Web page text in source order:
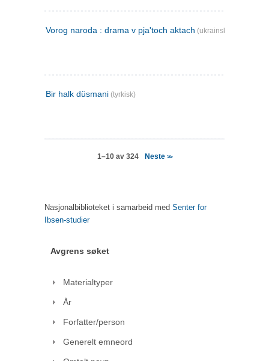
Vorog naroda : drama v pja'toch aktach (ukrainsk)
Bir halk düsmani (tyrkisk)
1–10 av 324 Neste >>
Nasjonalbiblioteket i samarbeid med Senter for
Ibsen-studier
Avgrens søket
Materialtyper
År
Forfatter/person
Generelt emneord